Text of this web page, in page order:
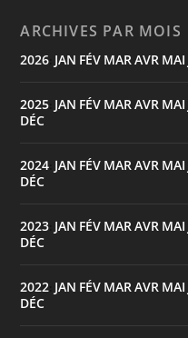
ARCHIVES PAR MOIS
2026 JAN FÉV MARAVR MAI
2025 JAN FÉV MARAVR MAI
DÉC
2024 JAN FÉV MARAVR MAI
DÉC
2023 JAN FÉV MARAVR MAI
DÉC
2022 JAN FÉV MARAVR MAI
DÉC